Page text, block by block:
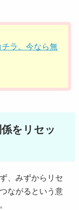
チラ。今なら無
をリセッ
、みずからリセ
ながるという意